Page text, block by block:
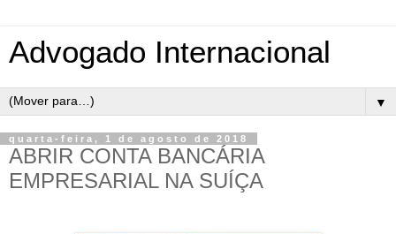
Advogado Internacional
▼
quarta-feira, 1 de agosto de 2018
ABRIR CONTA BANCÁRIA
EMPRESARIAL NA SUÍÇA